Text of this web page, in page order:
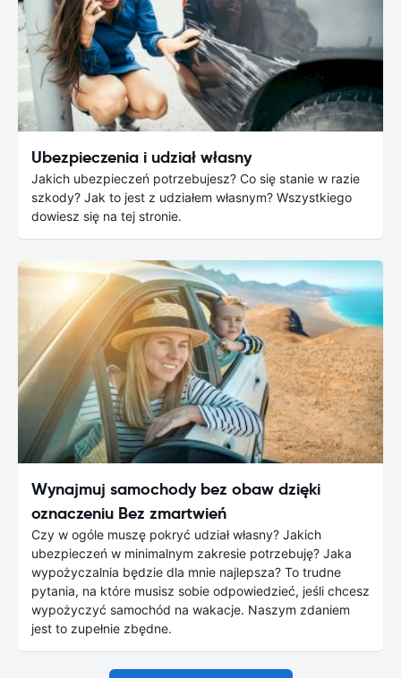
Ubezpieczenia i udział własny
Jakich ubezpieczeń potrzebujesz? Co się stanie w razie
szkody? Jak to jest z udziałem własnym? Wszystkiego
dowiesz się na tej stronie.
Wynajmuj samochody bez obaw dzięki
oznaczeniu Bez zmartwień
Czy w ogóle muszę pokryć udział własny? Jakich
ubezpieczeń w minimalnym zakresie potrzebuję? Jaka
wypożyczalnia będzie dla mnie najlepsza? To trudne
pytania, na które musisz sobie odpowiedzieć, jeśli chcesz
wypożyczyć samochód na wakacje. Naszym zdaniem
jest to zupełnie zbędne.